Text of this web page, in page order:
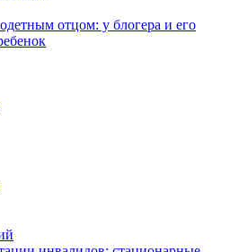
отцом: у блогера и его